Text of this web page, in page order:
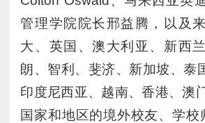
管理学院院长邢益腾，以及
大、英国、澳大利亚、新西
朗、智利、斐济、新加坡、泰
印度尼西亚、越南、香港、澳
国家和地区的境外校友、学校